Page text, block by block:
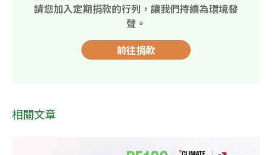
請您加入定期捐款的行列，讓我們持續為環境發
聲。
前往捐款
相關文章